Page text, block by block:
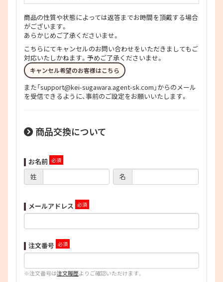
商品の性質や状態によっては返答までお時間を頂戴する場合
がございます。
あらかじめご了承くださいませ。
こちらにてキャンセルのお問い合わせをいただきましてもご
対応いたしかねます。予めご了承くださいませ。
キャンセル希望のお客様はこちら
また「support@kei-sugawara.agent-sk.com」からのメール
を受信できるように、事前のご設定をお願いいたします。
商品交換について
お名前
姓
名
メールアドレス
注文番号
※注文番号は注文履歴よりご確認いただけます。